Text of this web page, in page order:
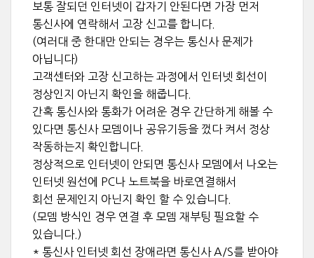
보통 잘되던 인터넷이 갑자기 안된다면 가장 먼저
통신사에 연락해서 고장 신고를 합니다.
(여러대 중 한대만 안되는 경우는 통신사 문제가
아닙니다)
고객센터와 고장 신고하는 과정에서 인터넷 회선이
정상인지 아닌지 확인을 해줍니다.
간혹 통신사와 통화가 어려운 경우 간단하게 해볼 수
있다면 통신사 모뎀이나 공유기등을 껐다 켜서 정상
작동하는지 확인합니다.
정상적으로 인터넷이 안되면 통신사 모뎀에서 나오는
인터넷 원선에 PC나 노트북을 바로연결해서
회선 문제인지 아닌지 확인 할 수 있습니다.
(모뎀 방식인 경우 연결 후 모뎀 재부팅 필요할 수
있습니다.)
* 통신사 인터넷 회선 장애라면 통신사 A/S를 받아야